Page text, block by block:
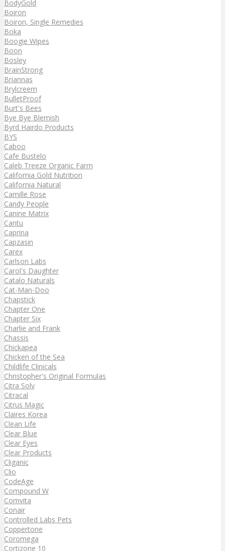
BodyGold
Boiron
Boiron, Single Remedies
Boka
Boogie Wipes
Boon
Bosley
BrainStrong
Briannas
Brylcreem
BulletProof
Burt's Bees
Bye Bye Blemish
Byrd Hairdo Products
BYS
Caboo
Cafe Bustelo
Caleb Treeze Organic Farm
California Gold Nutrition
California Natural
Camille Rose
Candy People
Canine Matrix
Cantu
Caprina
Capzasin
Carex
Carlson Labs
Carol's Daughter
Catalo Naturals
Cat-Man-Doo
Chapstick
Chapter One
Chapter Six
Charlie and Frank
Chassis
Chickapea
Chicken of the Sea
Childlife Clinicals
Christopher's Original Formulas
Citra Solv
Citracal
Citrus Magic
Claires Korea
Clean Life
Clear Blue
Clear Eyes
Clear Products
Cliganic
Clio
CodeAge
Compound W
Comvita
Conair
Controlled Labs Pets
Coppertone
Coromega
Cortizone 10